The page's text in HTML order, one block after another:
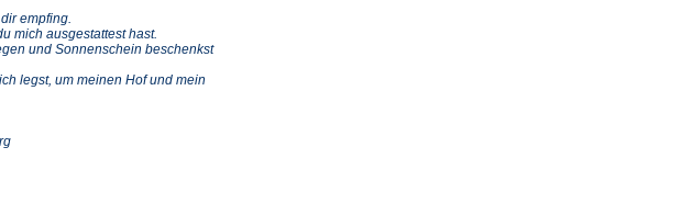
empfing.
mich ausgestattest hast.
und Sonnenschein beschenkst
legst, um meinen Hof und mein